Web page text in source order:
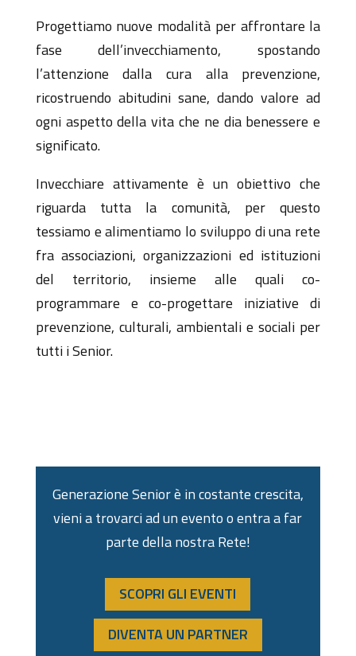
Progettiamo nuove modalità per affrontare la
fase dell’invecchiamento, spostando
l’attenzione dalla cura alla prevenzione,
ricostruendo abitudini sane, dando valore ad
ogni aspetto della vita che ne dia benessere e
significato.
Invecchiare attivamente è un obiettivo che
riguarda tutta la comunità, per questo
tessiamo e alimentiamo lo sviluppo di una rete
fra associazioni, organizzazioni ed istituzioni
del territorio, insieme alle quali co-
programmare e co-progettare iniziative di
prevenzione, culturali, ambientali e sociali per
tutti i Senior.
Generazione Senior è in costante crescita,
vieni a trovarci ad un evento o entra a far
parte della nostra Rete!
SCOPRI GLI EVENTI
DIVENTA UN PARTNER